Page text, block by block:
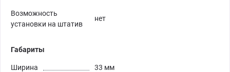
Возможность
установки на штатив
нет
Габариты
Ширина
33 мм